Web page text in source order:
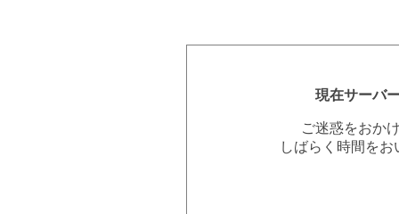
現在サーバ
ご迷惑をおか
しばらく時間を